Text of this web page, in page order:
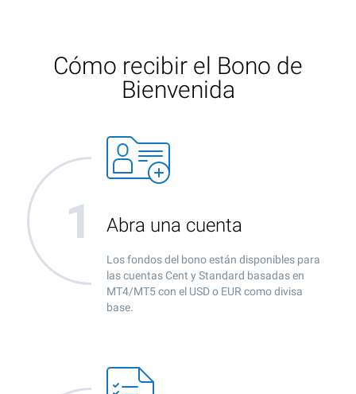
Cómo recibir el Bono de
Bienvenida
Abra una cuenta
Los fondos del bono están disponibles para
las cuentas Cent y Standard basadas en
MT4/MT5 con el USD o EUR como divisa
base.